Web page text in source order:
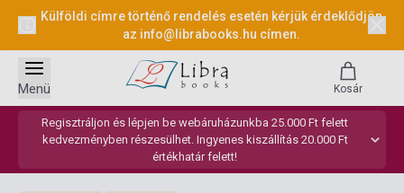
Külföldi címre történő rendelés esetén kérjük érdeklődjön
az info@librabooks.hu címen.
Regisztráljon és lépjen be webáruházunkba 25.000 Ft felett
kedvezményben részesülhet. Ingyenes kiszállítás 20.000 Ft
értékhatár felett!
Menü Kosár